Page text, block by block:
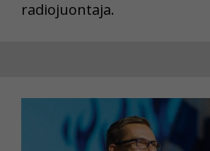
radiojuontaja.